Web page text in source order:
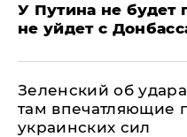
У Путина не будет
не уйдет с
Зеленский об
там впечатляющие
украинских сил